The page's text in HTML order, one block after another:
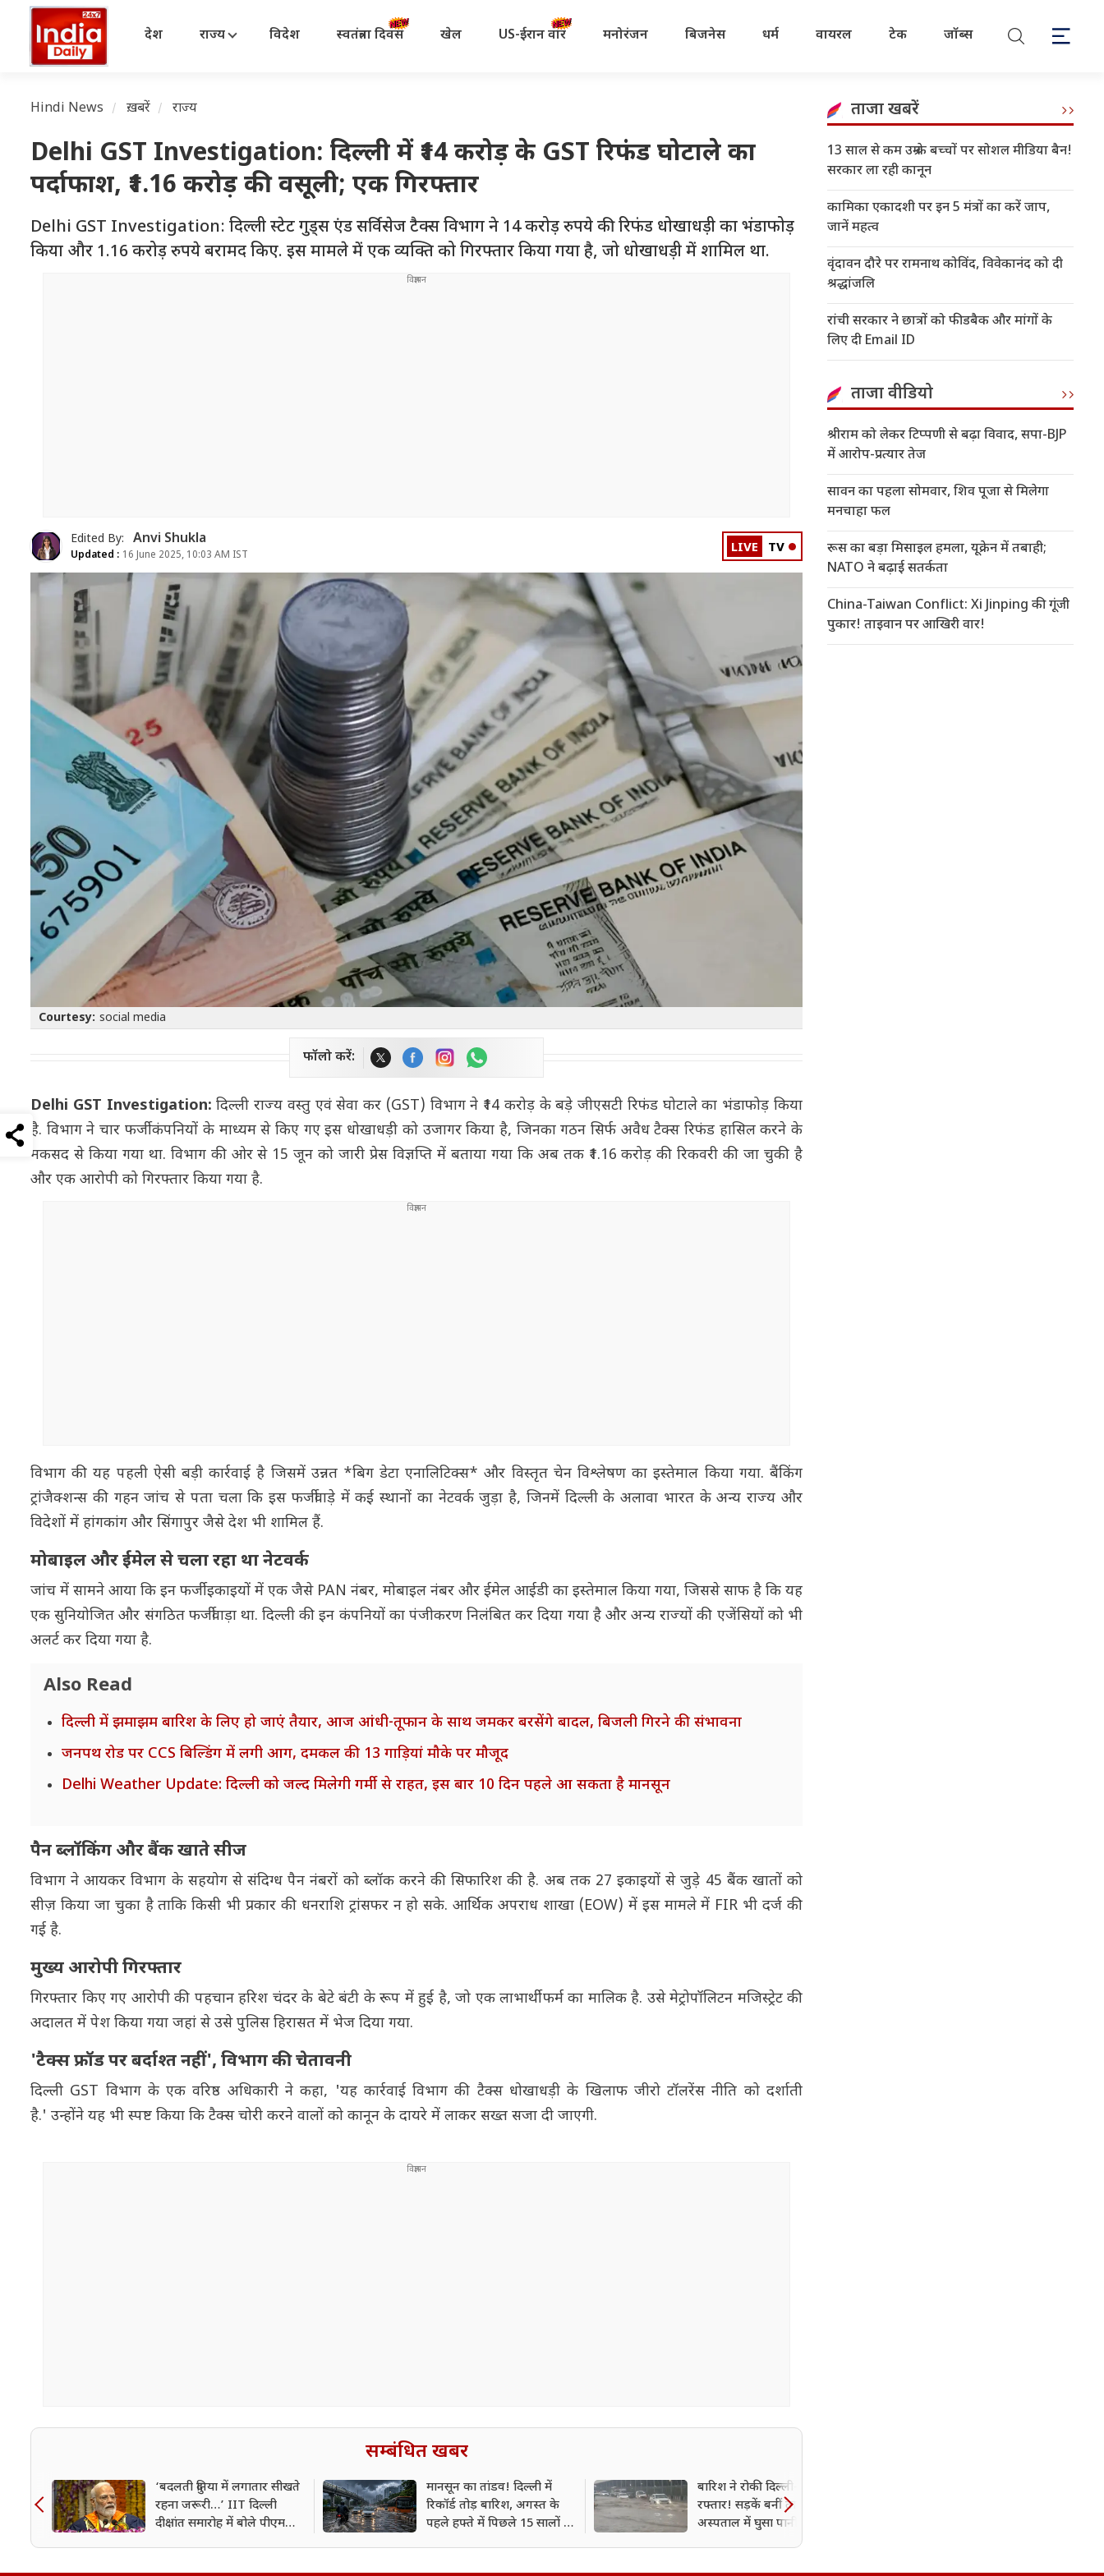
देश राज्य विदेश स्वतंत्रता दिवस खेल US-ईरान वॉर मनोरंजन बिजनेस धर्म वायरल टेक जॉब्स
Hindi News ख़बरें राज्य
Delhi GST Investigation: दिल्ली में ₹14 करोड़ के GST रिफंड घोटाले का
पर्दाफाश, ₹1.16 करोड़ की वसूली; एक गिरफ्तार
Delhi GST Investigation: दिल्ली स्टेट गुड्स एंड सर्विसेज टैक्स विभाग ने 14 करोड़ रुपये की रिफंड धोखाधड़ी का भंडाफोड़
किया और 1.16 करोड़ रुपये बरामद किए. इस मामले में एक व्यक्ति को गिरफ्तार किया गया है, जो धोखाधड़ी में शामिल था.
Edited By: Anvi Shukla
Updated : 16 June 2025, 10:03 AM IST LIVE TV
Courtesy: social media
फॉलो करें:
Delhi GST Investigation: दिल्ली राज्य वस्तु एवं सेवा कर (GST) विभाग ने ₹14 करोड़ के बड़े जीएसटी रिफंड घोटाले का भंडाफोड़ किया
है. विभाग ने चार फर्जी कंपनियों के माध्यम से किए गए इस धोखाधड़ी को उजागर किया है, जिनका गठन सिर्फ अवैध टैक्स रिफंड हासिल करने के
मकसद से किया गया था. विभाग की ओर से 15 जून को जारी प्रेस विज्ञप्ति में बताया गया कि अब तक ₹1.16 करोड़ की रिकवरी की जा चुकी है
और एक आरोपी को गिरफ्तार किया गया है.
विभाग की यह पहली ऐसी बड़ी कार्रवाई है जिसमें उन्नत *बिग डेटा एनालिटिक्स* और विस्तृत चेन विश्लेषण का इस्तेमाल किया गया. बैंकिंग
ट्रांजैक्शन्स की गहन जांच से पता चला कि इस फर्जीवाड़े में कई स्थानों का नेटवर्क जुड़ा है, जिनमें दिल्ली के अलावा भारत के अन्य राज्य और
विदेशों में हांगकांग और सिंगापुर जैसे देश भी शामिल हैं.
मोबाइल और ईमेल से चला रहा था नेटवर्क
जांच में सामने आया कि इन फर्जी इकाइयों में एक जैसे PAN नंबर, मोबाइल नंबर और ईमेल आईडी का इस्तेमाल किया गया, जिससे साफ है कि यह
एक सुनियोजित और संगठित फर्जीवाड़ा था. दिल्ली की इन कंपनियों का पंजीकरण निलंबित कर दिया गया है और अन्य राज्यों की एजेंसियों को भी
अलर्ट कर दिया गया है.
Also Read
दिल्ली में झमाझम बारिश के लिए हो जाएं तैयार, आज आंधी-तूफान के साथ जमकर बरसेंगे बादल, बिजली गिरने की संभावना
जनपथ रोड पर CCS बिल्डिंग में लगी आग, दमकल की 13 गाड़ियां मौके पर मौजूद
Delhi Weather Update: दिल्ली को जल्द मिलेगी गर्मी से राहत, इस बार 10 दिन पहले आ सकता है मानसून
पैन ब्लॉकिंग और बैंक खाते सीज
विभाग ने आयकर विभाग के सहयोग से संदिग्ध पैन नंबरों को ब्लॉक करने की सिफारिश की है. अब तक 27 इकाइयों से जुड़े 45 बैंक खातों को
सीज़ किया जा चुका है ताकि किसी भी प्रकार की धनराशि ट्रांसफर न हो सके. आर्थिक अपराध शाखा (EOW) में इस मामले में FIR भी दर्ज की
गई है.
मुख्य आरोपी गिरफ्तार
गिरफ्तार किए गए आरोपी की पहचान हरिश चंदर के बेटे बंटी के रूप में हुई है, जो एक लाभार्थी फर्म का मालिक है. उसे मेट्रोपॉलिटन मजिस्ट्रेट की
अदालत में पेश किया गया जहां से उसे पुलिस हिरासत में भेज दिया गया.
'टैक्स फ्रॉड पर बर्दाश्त नहीं', विभाग की चेतावनी
दिल्ली GST विभाग के एक वरिष्ठ अधिकारी ने कहा, 'यह कार्रवाई विभाग की टैक्स धोखाधड़ी के खिलाफ जीरो टॉलरेंस नीति को दर्शाती
है.' उन्होंने यह भी स्पष्ट किया कि टैक्स चोरी करने वालों को कानून के दायरे में लाकर सख्त सजा दी जाएगी.
सम्बंधित खबर
‘बदलती दुनिया में लगातार सीखते
रहना जरूरी…’ IIT दिल्ली
दीक्षांत समारोह में बोले पीएम
मानसून का तांडव! दिल्ली में
रिकॉर्ड तोड़ बारिश, अगस्त के
पहले हफ्ते में पिछले 15 सालों में
बारिश ने रोकी दिल्ली-NCR की
रफ्तार! सड़कें बनीं तालाब,
अस्पताल में घुसा पानी; कब तक
ताजा खबरें
13 साल से कम उम्र के बच्चों पर सोशल मीडिया बैन!
सरकार ला रही कानून
कामिका एकादशी पर इन 5 मंत्रों का करें जाप,
जानें महत्व
वृंदावन दौरे पर रामनाथ कोविंद, विवेकानंद को दी
श्रद्धांजलि
रांची सरकार ने छात्रों को फीडबैक और मांगों के
लिए दी Email ID
ताजा वीडियो
श्रीराम को लेकर टिप्पणी से बढ़ा विवाद, सपा-BJP
में आरोप-प्रत्यार तेज
सावन का पहला सोमवार, शिव पूजा से मिलेगा
मनचाहा फल
रूस का बड़ा मिसाइल हमला, यूक्रेन में तबाही;
NATO ने बढ़ाई सतर्कता
China-Taiwan Conflict: Xi Jinping की गूंजी
पुकार! ताइवान पर आखिरी वार!